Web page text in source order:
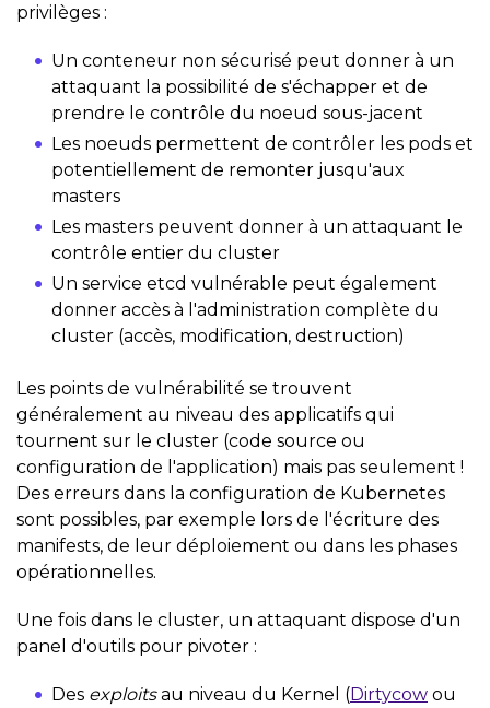
privilèges :
Un conteneur non sécurisé peut donner à un
attaquant la possibilité de s'échapper et de
prendre le contrôle du noeud sous-jacent
Les noeuds permettent de contrôler les pods et
potentiellement de remonter jusqu'aux
masters
Les masters peuvent donner à un attaquant le
contrôle entier du cluster
Un service etcd vulnérable peut également
donner accès à l'administration complète du
cluster (accès, modification, destruction)
Les points de vulnérabilité se trouvent
généralement au niveau des applicatifs qui
tournent sur le cluster (code source ou
configuration de l'application) mais pas seulement !
Des erreurs dans la configuration de Kubernetes
sont possibles, par exemple lors de l'écriture des
manifests, de leur déploiement ou dans les phases
opérationnelles.
Une fois dans le cluster, un attaquant dispose d'un
panel d'outils pour pivoter :
Des exploitsau niveau du Kernel (Dirtycow ou